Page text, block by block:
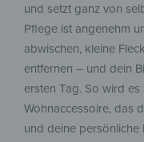
und setzt ganz von
Pflege ist angenehm
abwischen, kleine
entfernen – und dein
ersten Tag. So wird
Wohnaccessoire, das
und deine persönliche